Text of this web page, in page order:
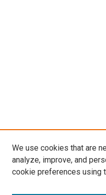
We use cookies that are
analyze, improve, and
cookie preferences using